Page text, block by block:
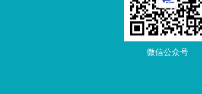
微信公众号